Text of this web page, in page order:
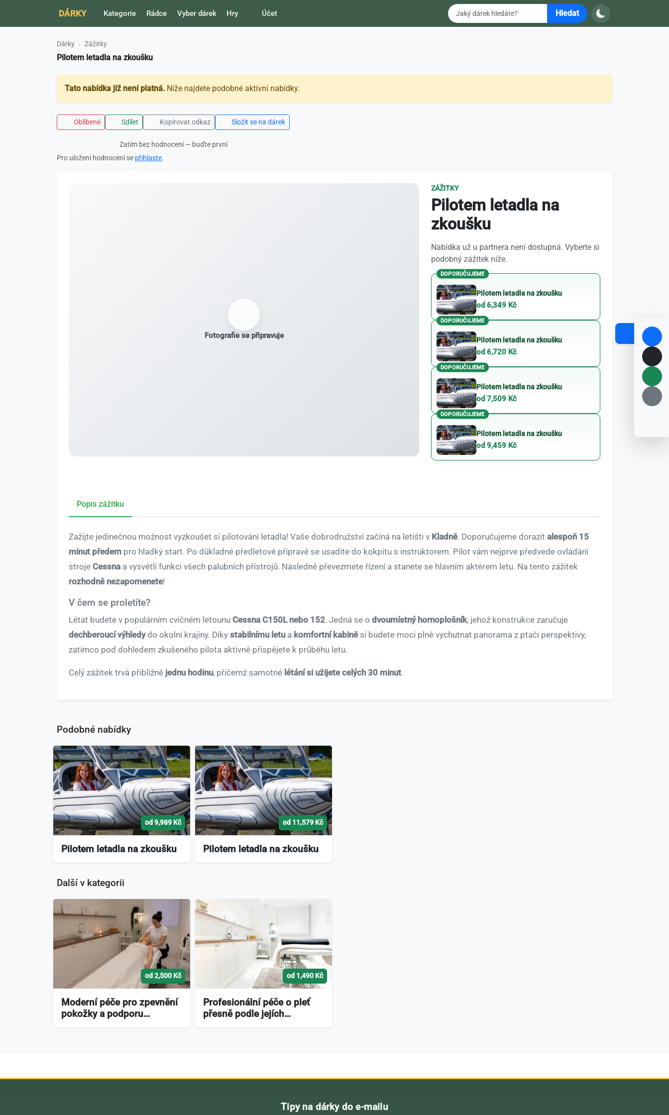
DÁRKY Kategorie Rádce Vyber dárek Hry Účet Hledat
Dárky Zážitky
Pilotem letadla na zkoušku
Tato nabídka již není platná. Níže najdete podobné aktivní nabídky.
Oblíbené Sdílet Kopírovat odkaz Složit se na dárek
Zatím bez hodnocení — buďte první
Pro uložení hodnocení se přihlaste.
Fotografie se připravuje
ZÁŽITKY
Pilotem letadla na
zkoušku
Nabídka už u partnera není dostupná. Vyberte si
podobný zážitek níže.
DOPORUČUJEME
Pilotem letadla na zkoušku
od 6,349 Kč
DOPORUČUJEME
Pilotem letadla na zkoušku
od 6,720 Kč
DOPORUČUJEME
Pilotem letadla na zkoušku
od 7,509 Kč
DOPORUČUJEME
Pilotem letadla na zkoušku
od 9,459 Kč
Popis zážitku
Zažijte jedinečnou možnost vyzkoušet si pilotování letadla! Vaše dobrodružství začíná na letišti v Kladně. Doporučujeme dorazit alespoň 15
minut předem pro hladký start. Po důkladné předletové přípravě se usadíte do kokpitu s instruktorem. Pilot vám nejprve předvede ovládání
stroje Cessna a vysvětlí funkci všech palubních přístrojů. Následně převezmete řízení a stanete se hlavním aktérem letu. Na tento zážitek
rozhodně nezapomenete!
V čem se proletíte?
Létat budete v populárním cvičném letounu Cessna C150L nebo 152. Jedná se o dvoumístný hornoplošník, jehož konstrukce zaručuje
dechberoucí výhledydo okolní krajiny. Díky stabilnímu letu a komfortní kabiněsi budete moci plně vychutnat panorama z ptačí perspektivy,
zatímco pod dohledem zkušeného pilota aktivně přispějete k průběhu letu.
Celý zážitek trvá přibližně jednu hodinu, přičemž samotné létání si užijete celých 30 minut.
Podobné nabídky
od 9,989 Kč
Pilotem letadla na zkoušku
od 11,579 Kč
Pilotem letadla na zkoušku
Další v kategorii
od 2,500 Kč
Moderní péče pro zpevnění
pokožky a podporu…
od 1,490 Kč
Profesionální péče o pleť
přesně podle jejích…
Tipy na dárky do e-mailu